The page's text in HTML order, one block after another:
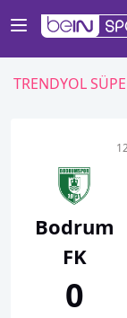
TRENDYOL
Bodrum
FK
0